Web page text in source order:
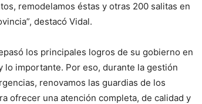
remodelamos éstas y otras 200 salitas en
destacó Vidal.
los principales logros de su gobierno en
lo importante. Por eso, durante la gestión
renovamos las guardias de los
ofrecer una atención completa, de calidad y